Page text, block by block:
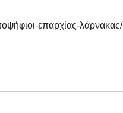
επαρχίας-λάρνακας/